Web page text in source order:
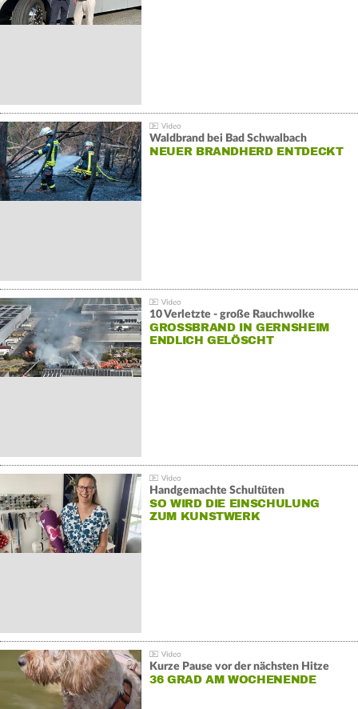
Waldbrand bei Bad Schwalbach
NEUER BRANDHERD ENTDECKT
10 Verletzte - große Rauchwolke
GROSSBRAND IN GERNSHEIM E
NDLICH GELÖSCHT
Handgemachte Schultüten
SO WIRD DIE EINSCHULUNG
ZUM KUNSTWERK
Kurze Pause vor der nächsten Hitze
36 GRAD AM WOCHENENDE